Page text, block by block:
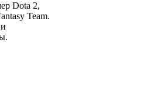
Dota 2,
Team.